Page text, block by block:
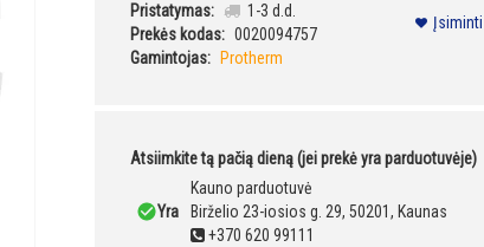
Pristatymas:
1-3 d.d.
Prekės kodas: 0020094757
Gamintojas:
Protherm
Įsiminti
Atsiimkite tą pačią dieną (jei prekė yra parduotuvėje)
Yra
Kauno parduotuvė
Birželio 23-iosios g. 29, 50201, Kaunas
+370 620 99111